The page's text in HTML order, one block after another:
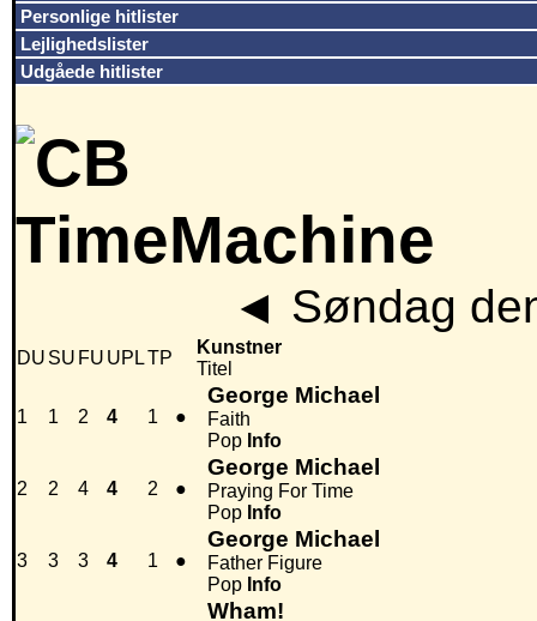
Personlige hitlister
Lejlighedslister
Udgåede hitlister
◄ Søndag
DU SU FU UPLTP
Kunstner
Titel
1 1 2 4 1 ●
George Michael
Faith
Pop Info
2 2 4 4 2 ●
George Michael
Praying For Time
Pop Info
3 3 3 4 1 ●
George Michael
Father Figure
Pop Info
Wham!